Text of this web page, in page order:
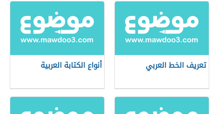
تعريف الخط العربي أنواع الكتابة العربية